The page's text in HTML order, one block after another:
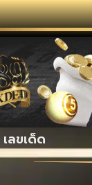
เลขเด็ด